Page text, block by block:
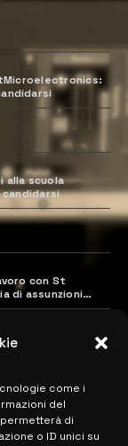
come i
del
di
o ID unici su
alla scuola
con St
di assunzioni